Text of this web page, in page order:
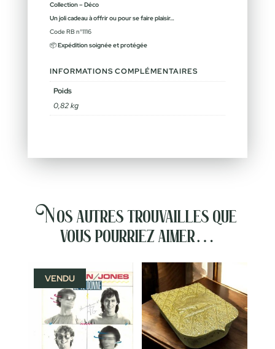
Collection – Déco
Un joli cadeau à offrir ou pour se faire plaisir…
Code RB n°1116
📦Expédition soignée et protégée
INFORMATIONS COMPLÉMENTAIRES
Poids
0,82 kg
Nos autres trouvailles que
vous pourriez aimer…
VENDU